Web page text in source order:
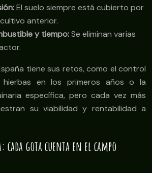
El suelo siempre está cubierto por
anterior.
y tiempo:Se eliminan varias
tiene sus retos, como el control
en los primeros años o la
específica, pero cada vez más
su viabilidad y rentabilidad a
cada gota cuenta en el campo